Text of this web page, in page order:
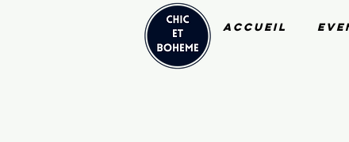
Accueil